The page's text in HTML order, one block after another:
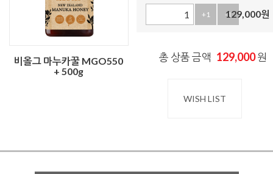
비올그 마누카꿀 MGO550
+ 500g
+1 -1
129,000원
총 상품 금액 129,000원
WISH LIST